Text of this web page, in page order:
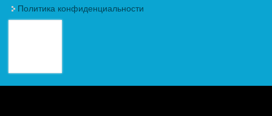
Политика конфиденциальности